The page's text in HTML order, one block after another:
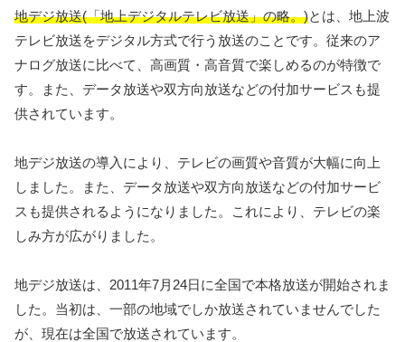
地デジ放送(「地上デジタルテレビ放送」の略。)とは、地上波
テレビ放送をデジタル方式で行う放送のことです。従来のア
ナログ放送に比べて、高画質・高音質で楽しめるのが特徴で
す。また、データ放送や双方向放送などの付加サービスも提
供されています。
地デジ放送の導入により、テレビの画質や音質が大幅に向上
しました。また、データ放送や双方向放送などの付加サービ
スも提供されるようになりました。これにより、テレビの楽
しみ方が広がりました。
地デジ放送は、2011年7月24日に全国で本格放送が開始されま
した。当初は、一部の地域でしか放送されていませんでした
が、現在は全国で放送されています。